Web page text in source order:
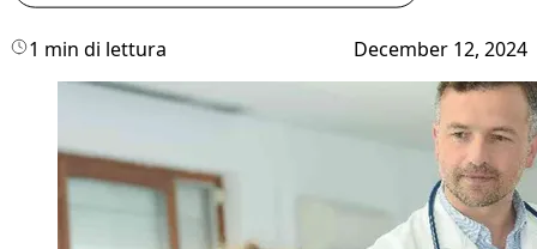
1 min di lettura December 12, 2024